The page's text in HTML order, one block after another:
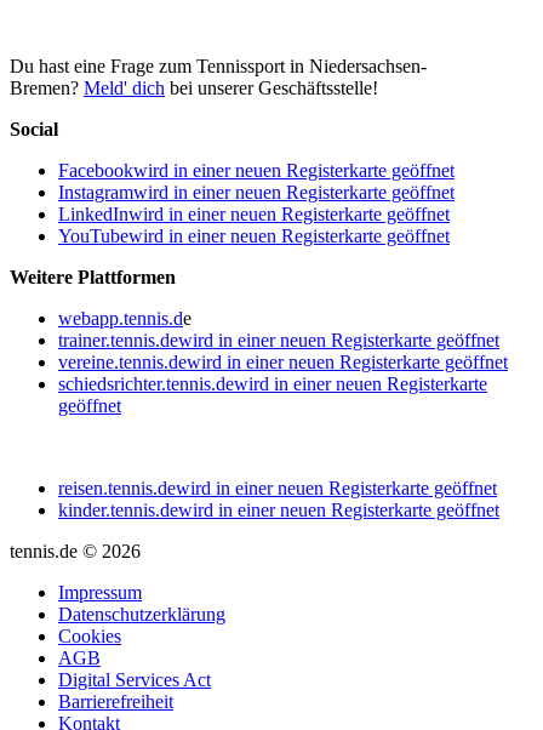
Du hast eine Frage zum Tennissport in Niedersachsen-
Bremen? Meld' dich bei unserer Geschäftsstelle!
Social
Facebookwird in einer neuen Registerkarte geöffnet
Instagramwird in einer neuen Registerkarte geöffnet
LinkedInwird in einer neuen Registerkarte geöffnet
YouTubewird in einer neuen Registerkarte geöffnet
Weitere Plattformen
webapp.tennis.de
trainer.tennis.dewird in einer neuen Registerkarte geöffnet
vereine.tennis.dewird in einer neuen Registerkarte geöffnet
schiedsrichter.tennis.dewird in einer neuen Registerkarte
geöffnet
reisen.tennis.dewird in einer neuen Registerkarte geöffnet
kinder.tennis.dewird in einer neuen Registerkarte geöffnet
tennis.de © 2026
Impressum
Datenschutzerklärung
Cookies
AGB
Digital Services Act
Barrierefreiheit
Kontakt